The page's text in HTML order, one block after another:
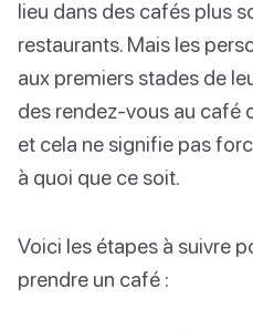
lieu dans des cafés plus
restaurants. Mais les
aux premiers stades de
des rendez-vous au café
et cela ne signifie pas
à quoi que ce soit.
Voici les étapes à suivre
prendre un café :